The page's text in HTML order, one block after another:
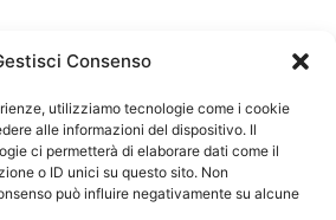
Consenso
utilizziamo tecnologie come i cookie
alle informazioni del dispositivo. Il
ci permetterà di elaborare dati come il
o ID unici su questo sito. Non
può influire negativamente su alcune